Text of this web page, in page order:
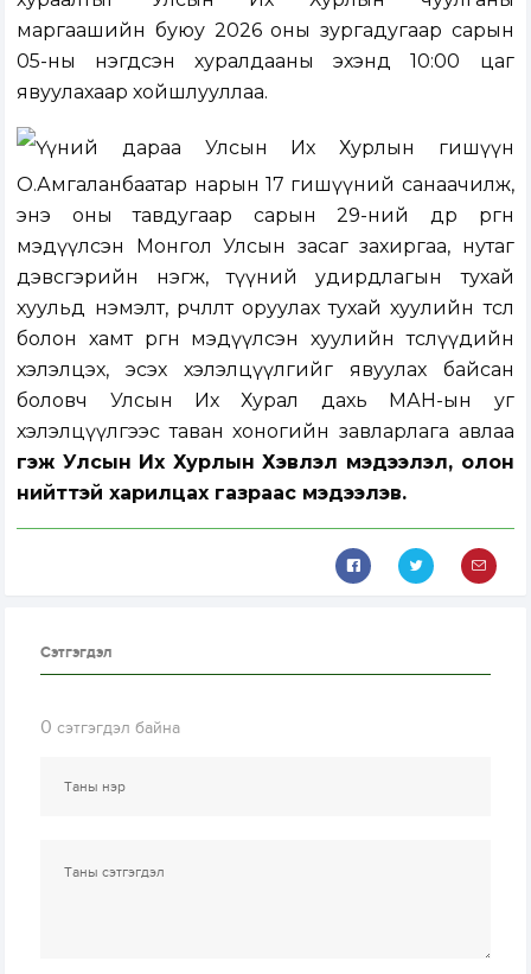
маргаашийн буюу 2026 оны зургадугаар сарын
05-ны нэгдсэн хуралдааны эхэнд 10:00 цаг
явуулахаар хойшлууллаа.
Үүний дараа Улсын Их Хурлын гишүүн
О.Амгаланбаатар нарын 17 гишүүний санаачилж,
энэ оны тавдугаар сарын 29-ний өдөр өргөн
мэдүүлсэн Монгол Улсын засаг захиргаа, нутаг
дэвсгэрийн нэгж, түүний удирдлагын тухай
хуульд нэмэлт, өөрчлөлт оруулах тухай хуулийн төсөл
болон хамт өргөн мэдүүлсэн хуулийн төслүүдийн
хэлэлцэх, эсэх хэлэлцүүлгийг явуулах байсан
боловч Улсын Их Хурал дахь МАН-ын уг
хэлэлцүүлгээс таван хоногийн завларлага авлаа
гэж Улсын Их Хурлын Хэвлэл мэдээлэл, олон
нийттэй харилцах газраас мэдээлэв.
Сэтгэгдэл
0 сэтгэгдэл байна